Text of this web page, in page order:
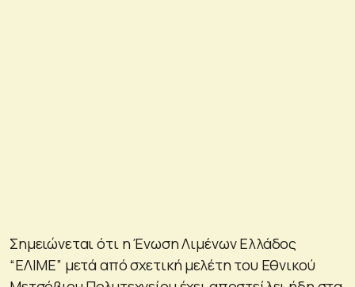
Σημειώνεται ότι η Ένωση Λιμένων Ελλάδος
“ΕΛΙΜΕ” μετά από σχετική μελέτη του Εθνικού